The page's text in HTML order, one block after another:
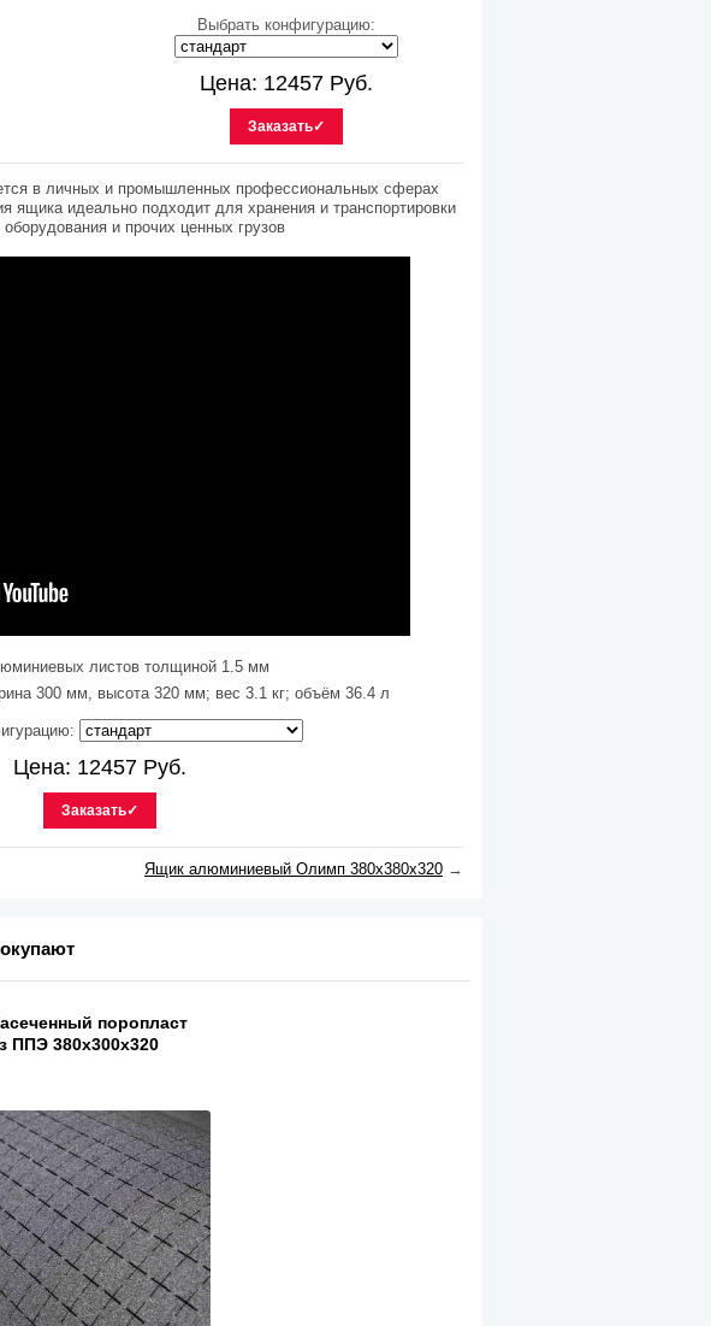
Выбрать конфигурацию:
Цена: 12457 Руб.
Заказать✓
в личных и промышленных профессиональных сферах
ящика идеально подходит для хранения и транспортировки
и прочих ценных грузов
листов толщиной 1.5 мм
300 мм, высота 320 мм; вес 3.1 кг; объём 36.4 л
Цена: 12457 Руб.
Заказать✓
Ящик алюминиевый Олимп 380х380х320 →
поропласт
ППЭ 380х300х320